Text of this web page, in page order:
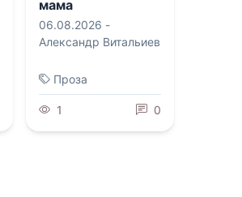
мама
06.08.2026 -
Александр Витальиев
Проза
1 0